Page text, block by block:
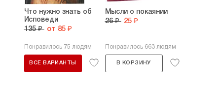
Что нужно знать об
Исповеди
135 ₽ от 85 ₽
Понравилось 75 людям
ВСЕ ВАРИАНТЫ
Мысли о покаянии
26 ₽ 25 ₽
Понравилось 663 людям
В КОРЗИНУ